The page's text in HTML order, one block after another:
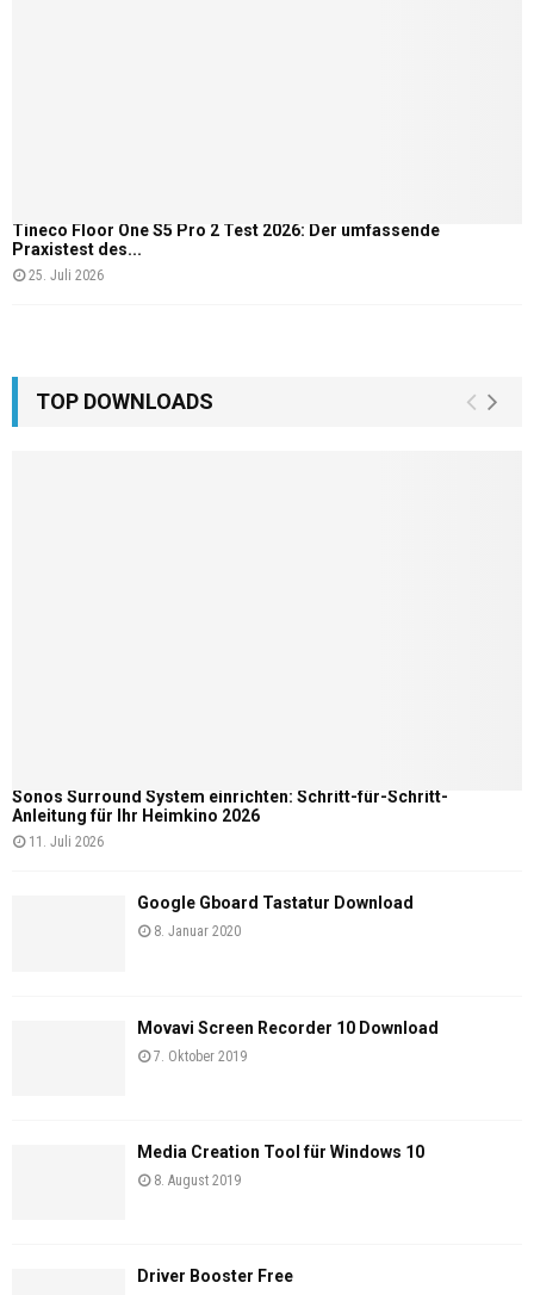
Tineco Floor One S5 Pro 2 Test 2026: Der umfassende
Praxistest des...
25. Juli 2026
TOP DOWNLOADS
Sonos Surround System einrichten: Schritt-für-Schritt-
Anleitung für Ihr Heimkino 2026
11. Juli 2026
Google Gboard Tastatur Download
8. Januar 2020
Movavi Screen Recorder 10 Download
7. Oktober 2019
Media Creation Tool für Windows 10
8. August 2019
Driver Booster Free